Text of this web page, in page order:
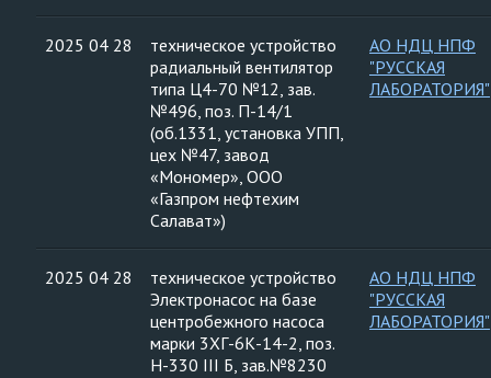
2025 04 28
техническое устройство
радиальный вентилятор
типа Ц4-70 №12, зав.
№496, поз. П-14/1
(об.1331, установка УПП,
цех №47, завод
«Мономер», ООО
«Газпром нефтехим
Салават»)
АО НДЦ НПФ
"РУССКАЯ
ЛАБОРАТОРИЯ"
2025 04 28
техническое устройство
Электронасос на базе
центробежного насоса
марки 3ХГ-6К-14-2, поз.
Н-330 III Б, зав.№8230
АО НДЦ НПФ
"РУССКАЯ
ЛАБОРАТОРИЯ"